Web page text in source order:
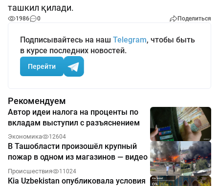
ташкил қилади.
1986 0 Поделиться
Подписывайтесь на наш Telegram, чтобы быть
в курсе последних новостей.
Перейти
Рекомендуем
Автор идеи налога на проценты по
вкладам выступил с разъяснением
Экономика 12604
В Ташобласти произошёл крупный
пожар в одном из магазинов — видео
Происшествия 11024
Kia Uzbekistan опубликовала условия